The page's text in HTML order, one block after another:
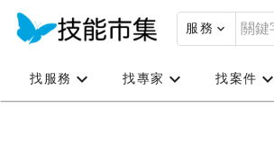
服務
找服務 找專家 找案件